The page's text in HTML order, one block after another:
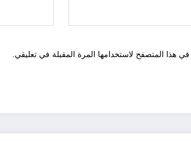
هذا المتصفح لاستخدامها المرة المقبلة في تعليقي.